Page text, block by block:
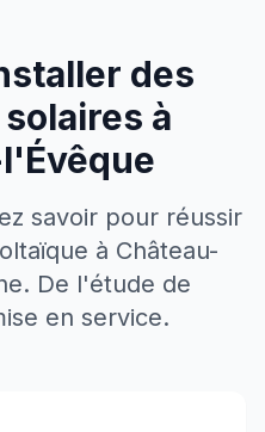
des
à
savoir pour réussir
à Château-
. De l'étude de
en service.